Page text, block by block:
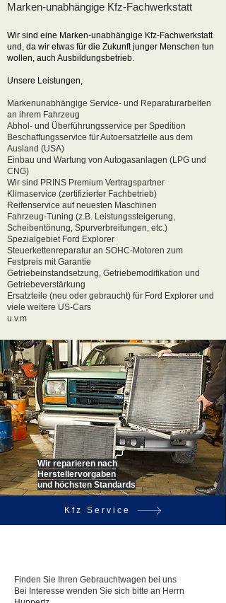
Marken-unabhängige Kfz-Fachwerkstatt
Wir sind eine Marken-unabhängige Kfz-Fachwerkstatt
und, da wir etwas für die Zukunft junger Menschen tun
wollen, auch Ausbildungsbetrieb.
Unsere Leistungen,
Markenunabhängige Service- und Reparaturarbeiten
an ihrem Fahrzeug
Abhol- und Überführungsservice per Spedition
Beschaffungsservice für Autoersatzteile aus dem
Ausland (USA)
Einbau und Wartung von Autogasanlagen (LPG und
CNG)
Wir sind PRINS Premium Vertragspartner
Klimaservice (zertifizierter Fachbetrieb)
Reifenservice auf neuesten Maschinen
Fahrzeug-Tuning (z.B. Leistungssteigerung,
Scheibentönung, Spurverbreitungen, etc.)
Spezialgebiet Ford Explorer
Steuerkettenreparatur an SOHC-Motoren zum
Festpreis mit Garantie
Getriebeinstandsetzung, Getriebemodifikation und
Getriebeverstärkung
Ersatzteile (neu oder gebraucht) für Ford Explorer und
viele weitere US-Cars
u.v.m
Wir reparieren nach
Herstellervorgaben
und höchsten Standards
Kfz Service
Finden Sie Ihren Gebrauchtwagen bei uns
Bei Interesse wenden Sie sich bitte an Herrn